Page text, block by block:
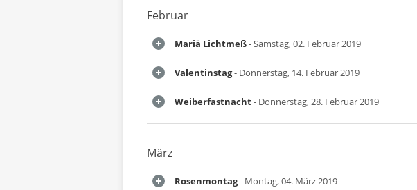
Februar
Mariä Lichtmeß- Samstag, 02. Februar 2019
Valentinstag- Donnerstag, 14. Februar 2019
Weiberfastnacht- Donnerstag, 28. Februar 2019
März
Rosenmontag- Montag, 04. März 2019